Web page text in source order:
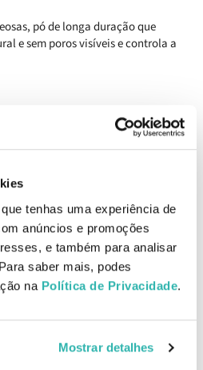
tenhas uma experiência de
anúncios e promoções
e também para analisar
saber mais, podes
na Política de Privacidade.
Mostrar detalhes
pó de longa duração que
e sem poros visíveis e controla a
o pó na testa, no nariz, nas
ser utilizado sozinho ou sobre a
Trimethicone, Magnesium